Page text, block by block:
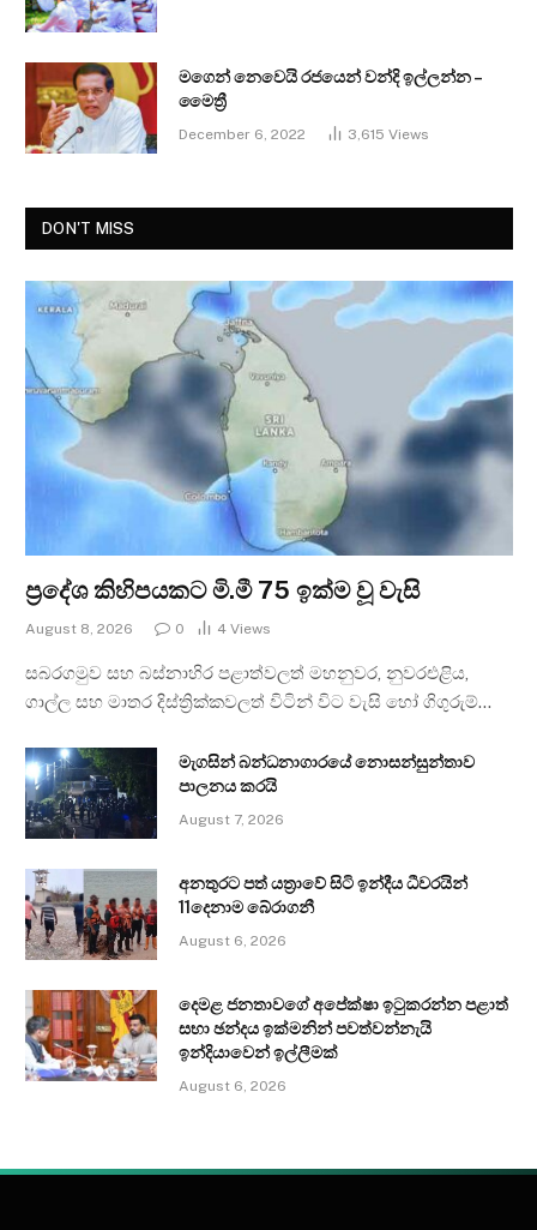
මගෙන් නෙවෙයි රජයෙන් වන්දි ඉල්ලන්න –
මෛත්‍රී
December 6, 2022 3,615 Views
DON'T MISS
ප්‍රදේශ කිහිපයකට මි.මී 75 ඉක්ම වූ වැසි
August 8, 2026 0 4 Views
සබරගමුව සහ බස්නාහිර පළාත්වලත් මහනුවර, නුවරඑළිය,
ගාල්ල සහ මාතර දිස්ත්‍රික්කවලත් විටින් විට වැසි හෝ ගිගුරුම්…
මැගසින් බන්ධනාගාරයේ නොසන්සුන්තාව
පාලනය කරයි
August 7, 2026
අනතුරට පත් යත්‍රාවේ සිටි ඉන්දීය ධීවරයින්
11දෙනාම බේරාගනී
August 6, 2026
දෙමළ ජනතාවගේ අපේක්ෂා ඉටුකරන්න පළාත්
සභා ඡන්දය ඉක්මනින් පවත්වන්නැයි
ඉන්දියාවෙන් ඉල්ලීමක්
August 6, 2026